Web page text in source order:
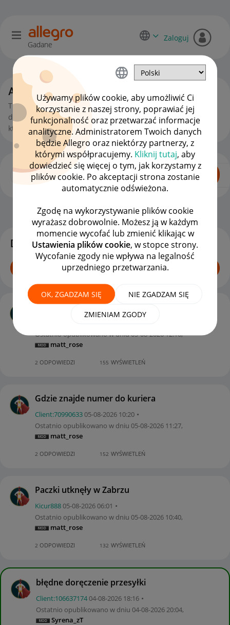
Używamy plików cookie, aby umożliwić Ci
korzystanie z naszej strony, poprawiać jej
funkcjonalność oraz przetwarzać informacje
analityczne. Administratorem Twoich danych
będzie Allegro oraz niektórzy partnerzy, z
którymi współpracujemy. Kliknij tutaj, aby
dowiedzieć się więcej o tym, jak korzystamy z
plików cookie. Po akceptacji strona zostanie
automatycznie odświeżona.
Zgodę na wykorzystywanie plików cookie
wyrażasz dobrowolnie. Możesz ją w każdym
momencie wycofać lub zmienić klikając w
Ustawienia plików cookie, w stopce strony.
Wycofanie zgody nie wpływa na legalność
uprzedniego przetwarzania.
OK, ZGADZAM SIĘ NIE ZGADZAM SIĘ
ZMIENIAM ZGODY
Gadane
Zaloguj
Allegro Delivery
Tutaj zadasz pytania, poznasz odpowiedzi i wymienisz się
doświadczeniami na temat Allegro Delivery - programu w
którym to my odpowiadamy za cały proces dostawy.
Strona Główna OPCJE
Dyskusje
ROZPOCZNIJ TEMAT
Problem z odebranie paczki w DHL BOX
Ostatnio opublikowano w dniu‎05-08-202612:16,
matt_rose
2 ODPOWIEDZI 155 WYŚWIETLEŃ
Gdzie znajde numer do kuriera
Client:70990633‎05-08-2026 10:20
Ostatnio opublikowano w dniu ‎05-08-2026 11:27,
matt_rose
2 ODPOWIEDZI 152 WYŚWIETLEŃ
Paczki utknęły w Zabrzu
Kicur888‎05-08-202606:01
Ostatnio opublikowano w dniu ‎05-08-2026 10:40,
matt_rose
2 ODPOWIEDZI 132 WYŚWIETLEŃ
błędne doręczenie przesyłki
Client:106637174‎04-08-2026 18:16
Ostatnio opublikowano w dniu ‎04-08-202620:04,
Syrena_zT